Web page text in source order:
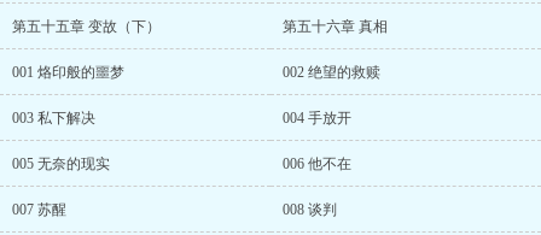
第五十五章 变故（下） 第五十六章 真相
001 烙印般的噩梦 002 绝望的救赎
003 私下解决 004 手放开
005 无奈的现实 006 他不在
007 苏醒 008 谈判